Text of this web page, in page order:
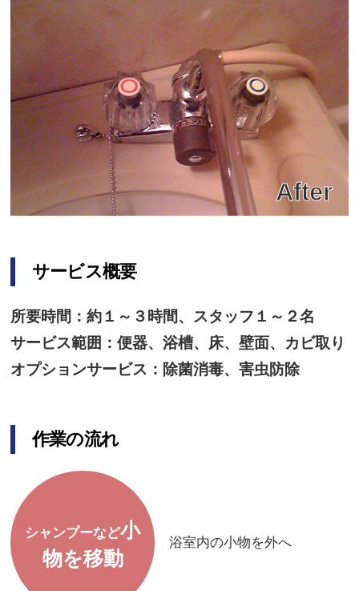
サービス概要
所要時間：約１～３時間、スタッフ１～２名
サービス範囲：便器、浴槽、床、壁面、カビ取り
オプションサービス：除菌消毒、害虫防除
作業の流れ
シャンプーなど小
物を移動
浴室内の小物を外へ